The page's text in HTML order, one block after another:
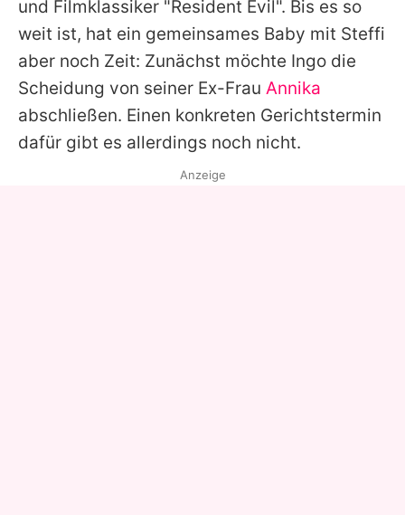
und Filmklassiker "Resident Evil". Bis es so
weit ist, hat ein gemeinsames Baby mit Steffi
aber noch Zeit: Zunächst möchte Ingo die
Scheidung von seiner Ex-Frau Annika
abschließen. Einen konkreten Gerichtstermin
dafür gibt es allerdings noch nicht.
Anzeige